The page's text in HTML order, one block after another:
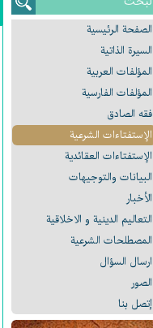
الصفحة الرئیسیة
السیرة الذاتیة
المؤلفات العربیة
المؤلفات الفارسیة
فقه الصادق
الإستفتاءات الشرعیة
الإستفتاءات العقائدیة
البیانات والتوجيهات
الأخبار
التعالیم الدینیة و الاخلاقیة
المصطلحات الشرعیة
ارسال السؤال
الصور
إتصل بنا